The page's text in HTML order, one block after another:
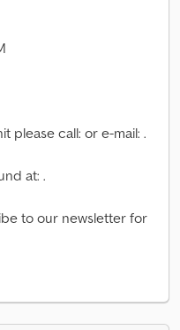
please call: or e-mail: .
at: .
to our newsletter for